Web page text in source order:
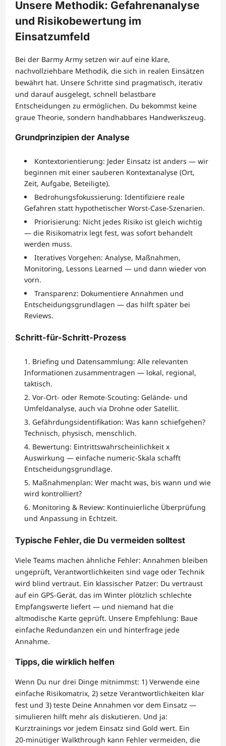
Unsere Methodik: Gefahrenanalyse
und Risikobewertung im
Einsatzumfeld
Bei der Barmy Army setzen wir auf eine klare,
nachvollziehbare Methodik, die sich in realen Einsätzen
bewährt hat. Unsere Schritte sind pragmatisch, iterativ
und darauf ausgelegt, schnell belastbare
Entscheidungen zu ermöglichen. Du bekommst keine
graue Theorie, sondern handhabbares Handwerkszeug.
Grundprinzipien der Analyse
Kontextorientierung: Jeder Einsatz ist anders — wir
beginnen mit einer sauberen Kontextanalyse (Ort,
Zeit, Aufgabe, Beteiligte).
Bedrohungsfokussierung: Identifiziere reale
Gefahren statt hypothetischer Worst-Case-Szenarien.
Priorisierung: Nicht jedes Risiko ist gleich wichtig
— die Risikomatrix legt fest, was sofort behandelt
werden muss.
Iteratives Vorgehen: Analyse, Maßnahmen,
Monitoring, Lessons Learned — und dann wieder von
vorn.
Transparenz: Dokumentiere Annahmen und
Entscheidungsgrundlagen — das hilft später bei
Reviews.
Schritt-für-Schritt-Prozess
Briefing und Datensammlung: Alle relevanten
Informationen zusammentragen — lokal, regional,
taktisch.
Vor-Ort- oder Remote-Scouting: Gelände- und
Umfeldanalyse, auch via Drohne oder Satellit.
Gefährdungsidentifikation: Was kann schiefgehen?
Technisch, physisch, menschlich.
Bewertung: Eintrittswahrscheinlichkeit x
Auswirkung — einfache numeric-Skala schafft
Entscheidungsgrundlage.
Maßnahmenplan: Wer macht was, bis wann und wie
wird kontrolliert?
Monitoring & Review: Kontinuierliche Überprüfung
und Anpassung in Echtzeit.
Typische Fehler, die Du vermeiden solltest
Viele Teams machen ähnliche Fehler: Annahmen bleiben
ungeprüft, Verantwortlichkeiten sind vage oder Technik
wird blind vertraut. Ein klassischer Patzer: Du vertraust
auf ein GPS-Gerät, das im Winter plötzlich schlechte
Empfangswerte liefert — und niemand hat die
altmodische Karte geprüft. Unsere Empfehlung: Baue
einfache Redundanzen ein und hinterfrage jede
Annahme.
Tipps, die wirklich helfen
Wenn Du nur drei Dinge mitnimmst: 1) Verwende eine
einfache Risikomatrix, 2) setze Verantwortlichkeiten klar
fest und 3) teste Deine Annahmen vor dem Einsatz —
simulieren hilft mehr als diskutieren. Und ja:
Kurztrainings vor jedem Einsatz sind Gold wert. Ein
20‑minütiger Walkthrough kann Fehler vermeiden, die